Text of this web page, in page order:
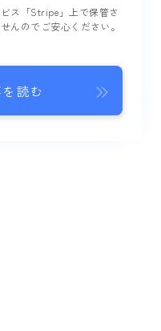
ス「Stripe」上で保管さ
んのでご安心ください。
読む